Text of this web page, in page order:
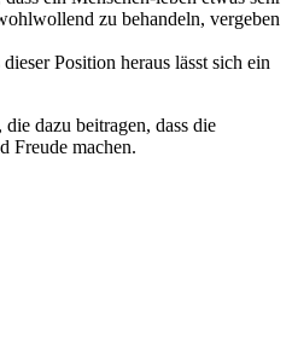
zu behandeln, vergeben
Position heraus lässt sich ein
dazu beitragen, dass die
Freude machen.